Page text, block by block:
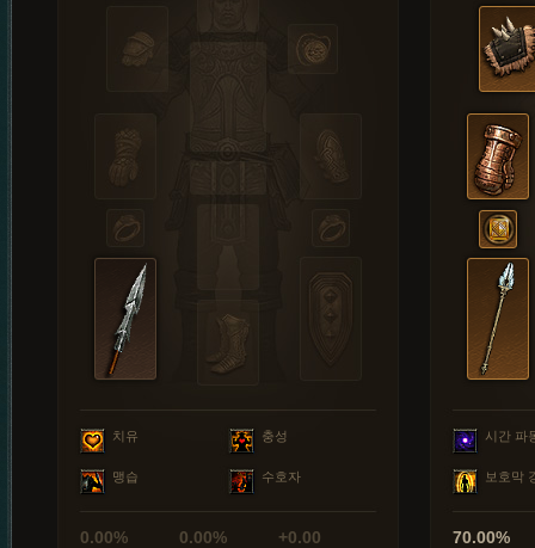
치유 충성
맹습 수호자
0.00% 0.00% +0.00
시간 파
보호막
70.00%